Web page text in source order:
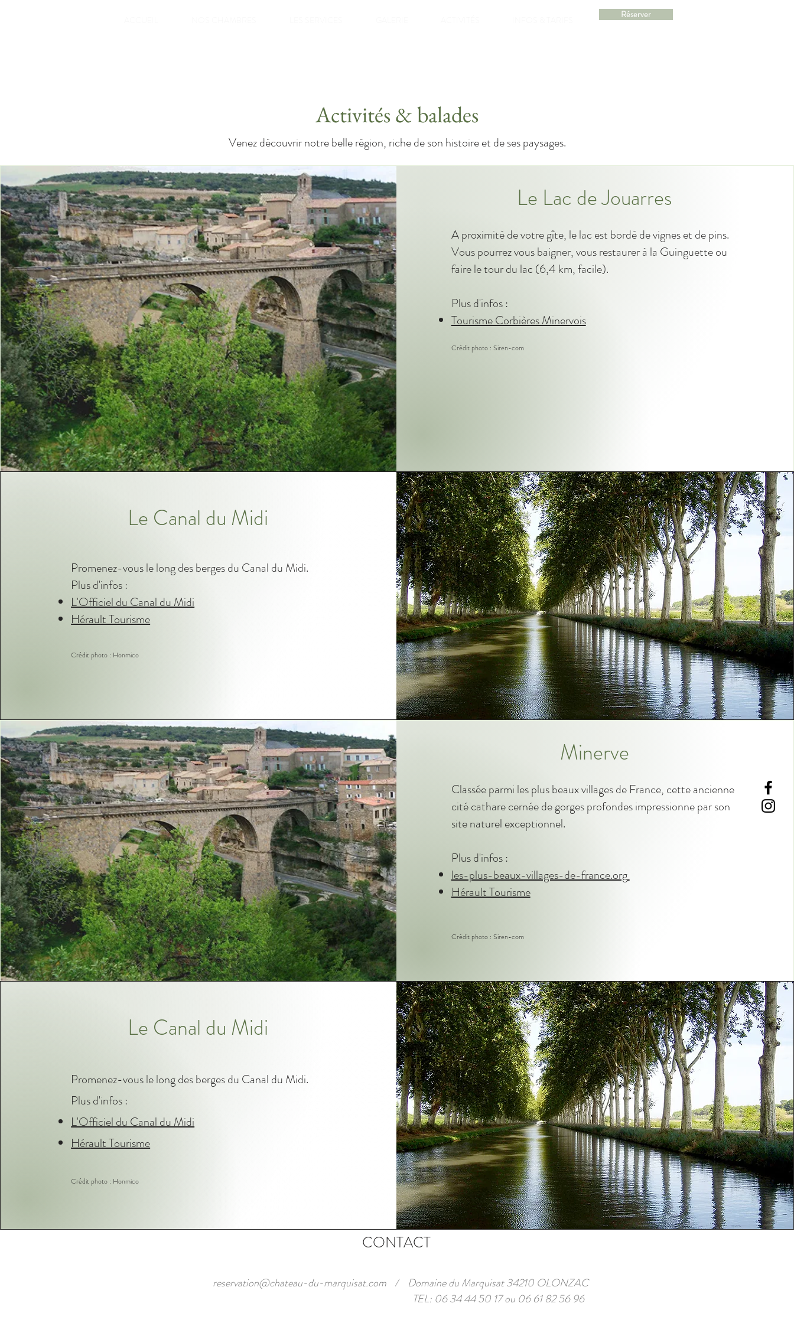
Réserver
Activités & balades
Venez découvrir notre belle région, riche de son histoire et de ses paysages.
Le Lac de Jouarres
A proximité de votre gîte, le lac est bordé de vignes et de pins.
Vous pourrez vous baigner, vous restaurer à la Guinguette ou
faire le tour du lac (6,4 km, facile).
Plus d'infos :
Tourisme Corbières Minervois
Crédit photo : Siren-com
Le Canal du Midi
Promenez-vous le long des berges du Canal du Midi.
Plus d'infos :
L'Officiel du Canal du Midi
Hérault Tourisme
Crédit photo : Honmico
Minerve
Classée parmi les plus beaux villages de France, cette ancienne
cité cathare cernée de gorges profondes impressionne par son
site naturel exceptionnel.
Plus d'infos :
les-plus-beaux-villages-de-france.org
Hérault Tourisme
Crédit photo : Siren-com
Le Canal du Midi
Promenez-vous le long des berges du Canal du Midi.
Plus d'infos :
L'Officiel du Canal du Midi
Hérault Tourisme
Crédit photo : Honmico
CONTACT
reservation@chateau-du-marquisat.com
Domaine du Marquisat 34210 OLONZAC
TEL: 06 34 44 50 17 ou 06 61 82 56 96
/